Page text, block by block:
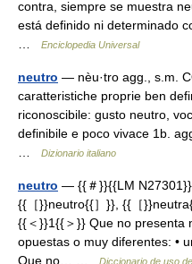
contra, siempre se muestra
está definido ni determinado
Enciclopedia Universal
neutro — nèu·tro agg., s.m.
caratteristiche proprie ben
riconoscibile: gusto neutro,
definibile e poco vivace 1b.
Dizionario italiano
neutro — {{＃}}{{LM
{{［}}neutro{{］}}, {{［
{{＜}}1{{＞}} Que no presenta
opuestas o muy diferentes: •
Que no… …
Diccionario de uso